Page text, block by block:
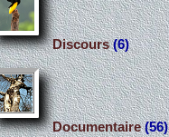
Discours(6)
Documentaire(56)